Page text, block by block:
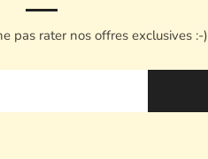
pas rater nos offres exclusives :-)